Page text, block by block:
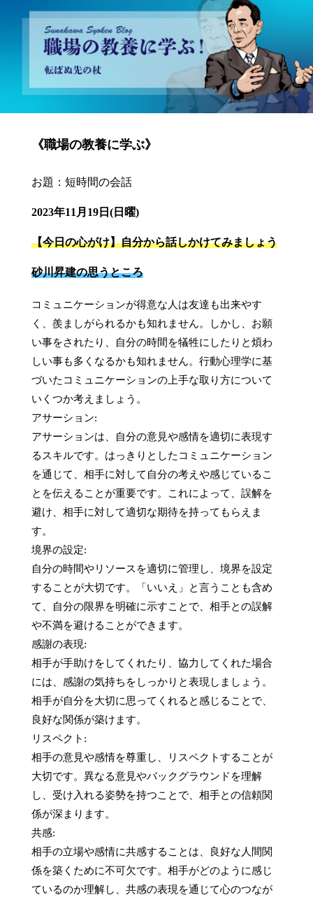
砂川昇建会長ブログ 職場の教養に学ぶ！～転ばぬ先の杖～
《職場の教養に学ぶ》
お題：短時間の会話
2023年11月19日(日曜)
【今日の心がけ】自分から話しかけてみましょう
砂川昇建の思うところ
コミュニケーションが得意な人は友達も出来やす
く、羨ましがられるかも知れません。しかし、お願
い事をされたり、自分の時間を犠牲にしたりと煩わ
しい事も多くなるかも知れません。行動心理学に基
づいたコミュニケーションの上手な取り方について
いくつか考えましょう。
アサーション:
アサーションは、自分の意見や感情を適切に表現す
るスキルです。はっきりとしたコミュニケーション
を通じて、相手に対して自分の考えや感じているこ
とを伝えることが重要です。これによって、誤解を
避け、相手に対して適切な期待を持ってもらえま
す。
境界の設定:
自分の時間やリソースを適切に管理し、境界を設定
することが大切です。「いいえ」と言うことも含め
て、自分の限界を明確に示すことで、相手との誤解
や不満を避けることができます。
感謝の表現:
相手が手助けをしてくれたり、協力してくれた場合
には、感謝の気持ちをしっかりと表現しましょう。
相手が自分を大切に思ってくれると感じることで、
良好な関係が築けます。
リスペクト:
相手の意見や感情を尊重し、リスペクトすることが
大切です。異なる意見やバックグラウンドを理解
し、受け入れる姿勢を持つことで、相手との信頼関
係が深まります。
共感:
相手の立場や感情に共感することは、良好な人間関
係を築くために不可欠です。相手がどのように感じ
ているのか理解し、共感の表現を通じて心のつなが